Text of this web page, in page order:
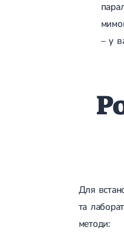
– у
Для
та
методи: